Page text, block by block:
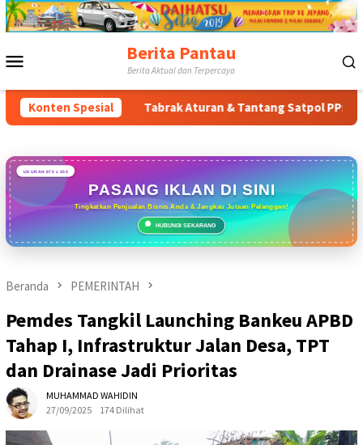
Loncat
ke
Berita Pantau
Berita Aktual dan Terpercaya
Konten Spesial
Tabrak Aturan & Tantang Satpol PP: Pembangunan
UKURAN 970 x 250
PASANG IKLAN DI SINI
Tingkatkan Penjualan Bisnis Anda & Jangkau Jutaan Pelanggan!
HUBUNGI SEKARANG
Beranda PEMERINTAH
Pemdes Tangkil Launching Bankeu APBD
Tahap I, Infrastruktur Jalan Desa, TPT
dan Drainase Jadi Prioritas
MUHAMMAD WAHIDIN
27/09/2025
174 Dilihat